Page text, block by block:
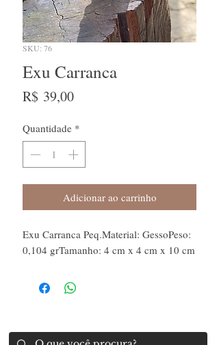
SKU: 76
Exu Carranca
R$ 39,00Preço
Quantidade *
Adicionar ao carrinho
Exu Carranca Peq.Material: GessoPeso:
0,104 grTamanho: 4 cm x 4 cm x 10 cm